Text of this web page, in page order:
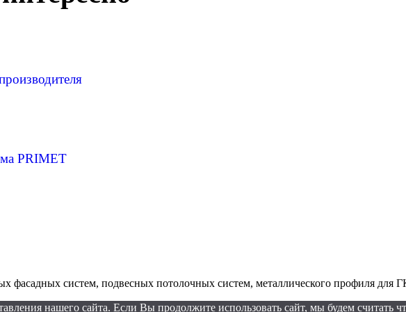
PRIMET
фасадных систем, подвесных потолочных систем, металлического профиля для
нашего сайта. Если Вы продолжите использовать сайт, мы будем считать